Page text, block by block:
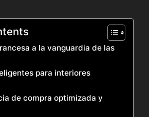
a la vanguardia de las
para interiores
de compra optimizada y